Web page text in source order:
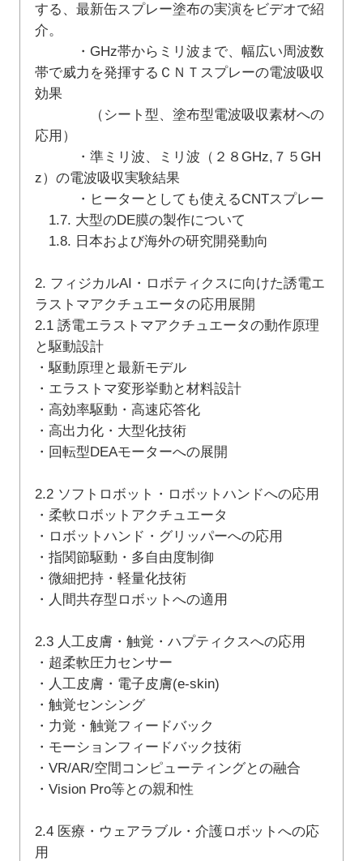
する、最新缶スプレー塗布の実演をビデオで紹
介。
・GHz帯からミリ波まで、幅広い周波数
帯で威力を発揮するＣＮＴスプレーの電波吸収
効果
（シート型、塗布型電波吸収素材への
応用）
・準ミリ波、ミリ波（２８GHz,７５GH
z）の電波吸収実験結果
・ヒーターとしても使えるCNTスプレー
1.7. 大型のDE膜の製作について
1.8. 日本および海外の研究開発動向
2. フィジカルAI・ロボティクスに向けた誘電エ
ラストマアクチュエータの応用展開
2.1 誘電エラストマアクチュエータの動作原理
と駆動設計
・駆動原理と最新モデル
・エラストマ変形挙動と材料設計
・高効率駆動・高速応答化
・高出力化・大型化技術
・回転型DEAモーターへの展開
2.2 ソフトロボット・ロボットハンドへの応用
・柔軟ロボットアクチュエータ
・ロボットハンド・グリッパーへの応用
・指関節駆動・多自由度制御
・微細把持・軽量化技術
・人間共存型ロボットへの適用
2.3 人工皮膚・触覚・ハプティクスへの応用
・超柔軟圧力センサー
・人工皮膚・電子皮膚(e-skin)
・触覚センシング
・力覚・触覚フィードバック
・モーションフィードバック技術
・VR/AR/空間コンピューティングとの融合
・Vision Pro等との親和性
2.4 医療・ウェアラブル・介護ロボットへの応
用